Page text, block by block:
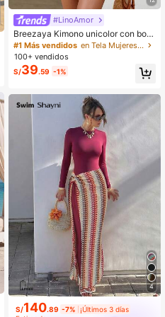
#LinoAmor
Breezaya Kimono unicolor con botó
n delantero
#1 Más vendidos
en Tela Mujeres Kimonos
100+ vendidos
S/39.59 -1%
4
S/140.89 -7% ¡Últimos 3 días